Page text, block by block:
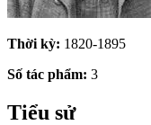
Thời kỳ: 1820-1895
Số tác phẩm: 3
Tiểu sử